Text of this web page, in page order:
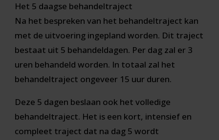
Het 5 daagse behandeltraject
Na het bespreken van het behandeltraject kan
met de uitvoering ingepland worden. Dit traject
bestaat uit 5 behandeldagen. Per dag zal er 3
uren behandeld worden. In totaal zal het
behandeltraject ongeveer 15 uur duren.
Deze 5 dagen beslaan ook het volledige
behandeltraject. Het is een kort, intensief en
compleet traject dat na dag 5 wordt